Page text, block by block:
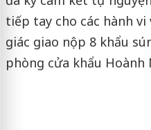
tiếp tay cho các hành
giác giao nộp 8 khẩu
phòng cửa khẩu Hoành